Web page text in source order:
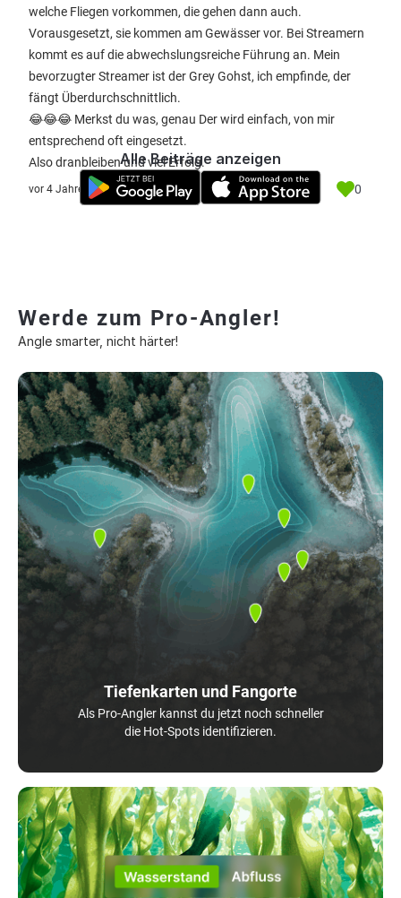
welche Fliegen vorkommen, die gehen dann auch.
Vorausgesetzt, sie kommen am Gewässer vor. Bei Streamern
kommt es auf die abwechslungsreiche Führung an. Mein
bevorzugter Streamer ist der Grey Gohst, ich empfinde, der
fängt Überdurchschnittlich.
😂😂😂 Merkst du was, genau Der wird einfach, von mir
entsprechend oft eingesetzt.
Also dranbleiben und viel Erfolg.
vor 4 Jahre 0
Alle Beiträge anzeigen
Werde zum Pro-Angler!
Angle smarter, nicht härter!
Tiefenkarten und Fangorte
Als Pro-Angler kannst du jetzt noch schneller
die Hot-Spots identifizieren.